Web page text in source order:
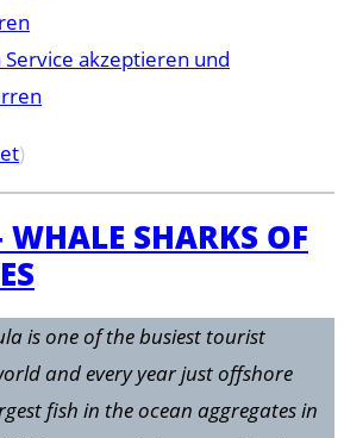
akzeptieren und
)
WHALE SHARKS OF
is one of the busiest tourist
and every year just offshore
fish in the ocean aggregates in